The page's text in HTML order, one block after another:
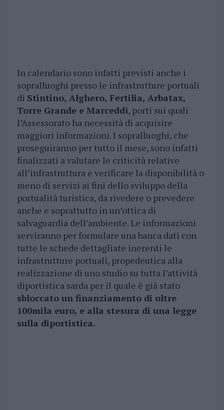
In calendario sono infatti previsti anche i
sopralluoghi presso le infrastrutture portuali
di Stintino, Alghero, Fertilia, Arbatax,
Torre Grande e Marceddì, porti sui quali
l’Assessorato ha necessità di acquisire
maggiori informazioni. I sopralluoghi, che
proseguiranno per tutto il mese, sono infatti
finalizzati a valutare le criticità relative
all’infrastruttura e verificare la disponibilità o
meno di servizi ai fini dello sviluppo della
portualità turistica, da rivedere o prevedere
anche e soprattutto in un’ottica di
salvaguardia dell’ambiente. Le informazioni
serviranno per formulare una banca dati con
tutte le schede dettagliate inerenti le
infrastrutture portuali, propedeutica alla
realizzazione di uno studio su tutta l’attività
diportistica sarda per il quale è già stato
sbloccato un finanziamento di oltre
100mila euro, e alla stesura di una legge
sulla diportistica.